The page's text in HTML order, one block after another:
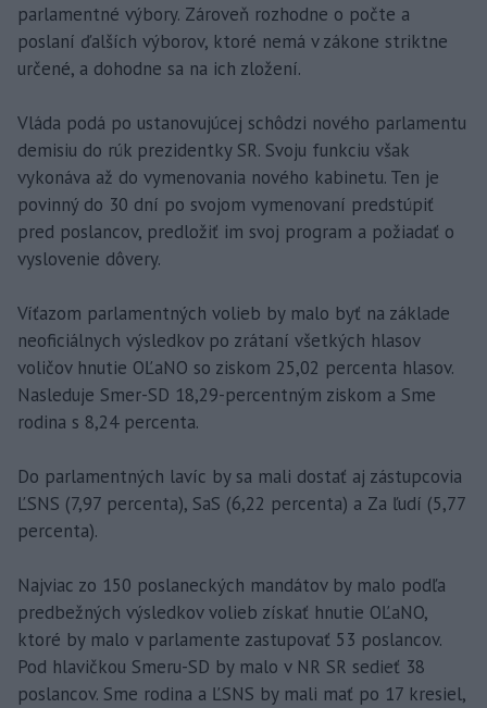
parlamentné výbory. Zároveň rozhodne o počte a
poslaní ďalších výborov, ktoré nemá v zákone striktne
určené, a dohodne sa na ich zložení.
Vláda podá po ustanovujúcej schôdzi nového parlamentu
demisiu do rúk prezidentky SR. Svoju funkciu však
vykonáva až do vymenovania nového kabinetu. Ten je
povinný do 30 dní po svojom vymenovaní predstúpiť
pred poslancov, predložiť im svoj program a požiadať o
vyslovenie dôvery.
Víťazom parlamentných volieb by malo byť na základe
neoficiálnych výsledkov po zrátaní všetkých hlasov
voličov hnutie OĽaNO so ziskom 25,02 percenta hlasov.
Nasleduje Smer-SD 18,29-percentným ziskom a Sme
rodina s 8,24 percenta.
Do parlamentných lavíc by sa mali dostať aj zástupcovia
ĽSNS (7,97 percenta), SaS (6,22 percenta) a Za ľudí (5,77
percenta).
Najviac zo 150 poslaneckých mandátov by malo podľa
predbežných výsledkov volieb získať hnutie OĽaNO,
ktoré by malo v parlamente zastupovať 53 poslancov.
Pod hlavičkou Smeru-SD by malo v NR SR sedieť 38
poslancov. Sme rodina a ĽSNS by mali mať po 17 kresiel,